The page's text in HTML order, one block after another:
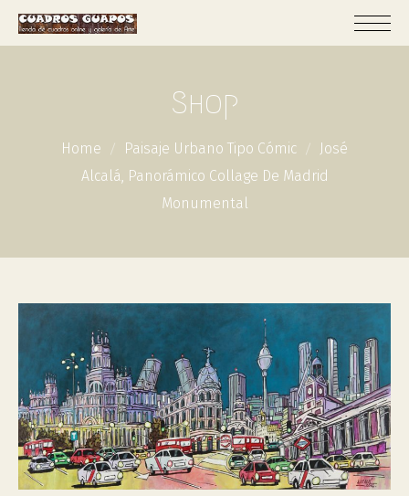
Shop
Home Paisaje Urbano Tipo Cómic
José
Alcalá, Panorámico Collage De Madrid
Monumental